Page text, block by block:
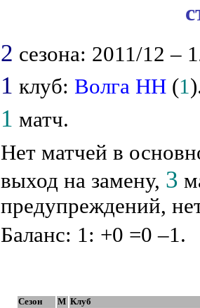
2 сезона: 2011/12 –
1 клуб: Волга НН (1
1 матч.
Нет матчей в
выход на замену, 3
предупреждений,
Баланс: 1: +0 =0 –1.
Сезон М Клуб